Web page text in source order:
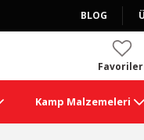
BLOG
Kamp Malzemeleri